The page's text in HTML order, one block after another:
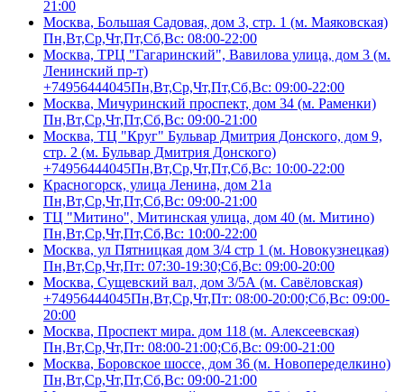
21:00
Москва, Большая Садовая, дом 3, стр. 1 (м. Маяковская)
Пн,Вт,Ср,Чт,Пт,Сб,Вс: 08:00-22:00
Москва, ТРЦ "Гагаринский", Вавилова улица, дом 3 (м.
Ленинский пр-т)
+74956444045Пн,Вт,Ср,Чт,Пт,Сб,Вс: 09:00-22:00
Москва, Мичуринский проспект, дом 34 (м. Раменки)
Пн,Вт,Ср,Чт,Пт,Сб,Вс: 09:00-21:00
Москва, ТЦ "Круг" Бульвар Дмитрия Донского, дом 9,
стр. 2 (м. Бульвар Дмитрия Донского)
+74956444045Пн,Вт,Ср,Чт,Пт,Сб,Вс: 10:00-22:00
Красногорск, улица Ленина, дом 21а
Пн,Вт,Ср,Чт,Пт,Сб,Вс: 09:00-21:00
ТЦ "Митино", Митинская улица, дом 40 (м. Митино)
Пн,Вт,Ср,Чт,Пт,Сб,Вс: 10:00-22:00
Москва, ул Пятницкая дом 3/4 стр 1 (м. Новокузнецкая)
Пн,Вт,Ср,Чт,Пт: 07:30-19:30;Сб,Вс: 09:00-20:00
Москва, Сущевский вал, дом 3/5А (м. Савёловская)
+74956444045Пн,Вт,Ср,Чт,Пт: 08:00-20:00;Сб,Вс: 09:00-
20:00
Москва, Проспект мира. дом 118 (м. Алексеевская)
Пн,Вт,Ср,Чт,Пт: 08:00-21:00;Сб,Вс: 09:00-21:00
Москва, Боровское шоссе, дом 36 (м. Новопеределкино)
Пн,Вт,Ср,Чт,Пт,Сб,Вс: 09:00-21:00